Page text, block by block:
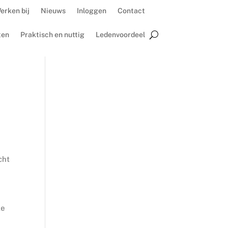
bij Nieuws Inloggen Contact
Praktisch en nuttig Ledenvoordeel